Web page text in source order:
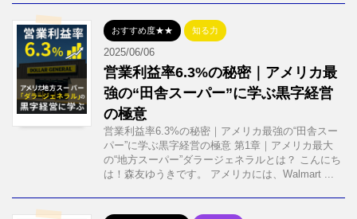
おすすめ度★★ 知る力
2025/06/06
営業利益率6.3%の秘密｜アメリカ最
強の“田舎スーパー”に学ぶ黒字経営
の極意
営業利益率6.3%の秘密｜アメリカ最強の“田舎スー
パー”に学ぶ黒字経営の極意 第1章｜アメリカ最大
の“地方スーパー”ダラージェネラルとは？ こんにち
は！森友ゆうきです。 アメリカには、Walmart ...